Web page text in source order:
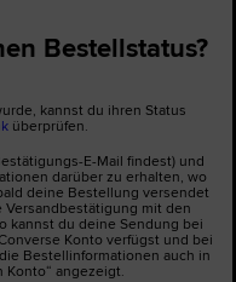
Bestellstatus?
kannst du ihren Status
überprüfen.
E-Mail findest) und
darüber zu erhalten, wo
deine Bestellung versendet
mit den
kannst du deine Sendung bei
Konto verfügst und bei
Bestellinformationen auch in
Konto“ angezeigt.